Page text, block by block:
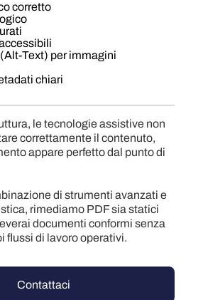
corretto
Text) per immagini
chiari
le tecnologie assistive non
correttamente il contenuto,
appare perfetto dal punto di
di strumenti avanzati e
rimediamo PDF sia statici
documenti conformi senza
flussi di lavoro operativi.
Contattaci